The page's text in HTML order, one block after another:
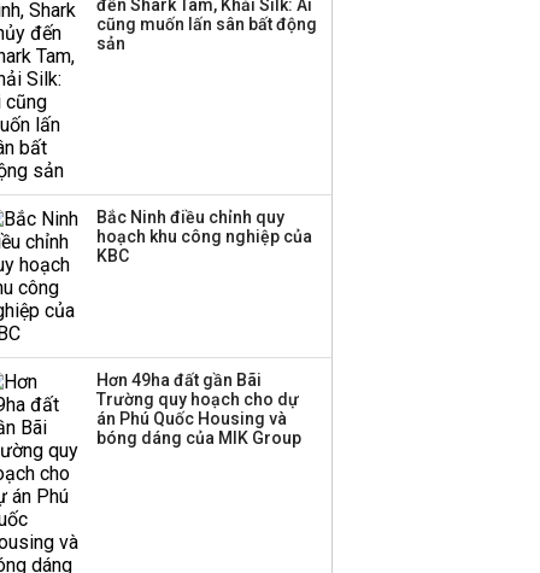
‘phất lên’ trong tháng 8,
đến Shark Tam, Khải Silk: Ai
cũng muốn lấn sân bất động
sản
Bắc Ninh điều chỉnh quy
hoạch khu công nghiệp của
KBC
Hơn 49ha đất gần Bãi
Trường quy hoạch cho dự
án Phú Quốc Housing và
bóng dáng của MIK Group